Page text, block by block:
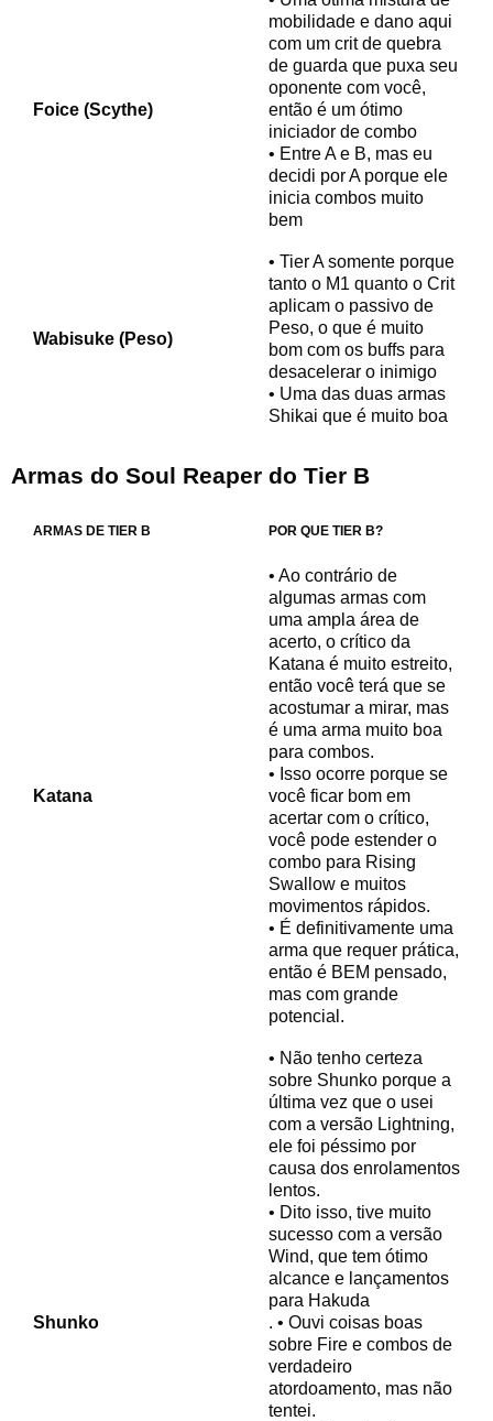
Foice (Scythe)
mobilidade e dano aqui
com um crit de quebra
de guarda que puxa seu
oponente com você,
então é um ótimo
iniciador de combo
• Entre A e B, mas eu
decidi por A porque ele
inicia combos muito
bem
Wabisuke (Peso)
• Tier A somente porque
tanto o M1 quanto o Crit
aplicam o passivo de
Peso, o que é muito
bom com os buffs para
desacelerar o inimigo
• Uma das duas armas
Shikai que é muito boa
Armas do Soul Reaper do Tier B
ARMAS DE TIER B POR QUE TIER B?
Katana
• Ao contrário de
algumas armas com
uma ampla área de
acerto, o crítico da
Katana é muito estreito,
então você terá que se
acostumar a mirar, mas
é uma arma muito boa
para combos.
• Isso ocorre porque se
você ficar bom em
acertar com o crítico,
você pode estender o
combo para Rising
Swallow e muitos
movimentos rápidos.
• É definitivamente uma
arma que requer prática,
então é BEM pensado,
mas com grande
potencial.
Shunko
• Não tenho certeza
sobre Shunko porque a
última vez que o usei
com a versão Lightning,
ele foi péssimo por
causa dos enrolamentos
lentos.
• Dito isso, tive muito
sucesso com a versão
Wind, que tem ótimo
alcance e lançamentos
para Hakuda
. • Ouvi coisas boas
sobre Fire e combos de
verdadeiro
atordoamento, mas não
tentei.